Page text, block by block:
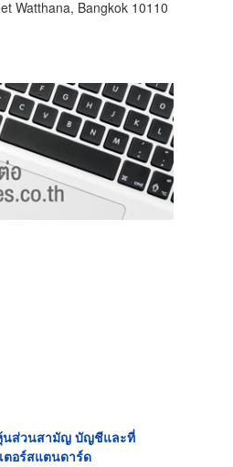
Watthana, Bangkok 10110
นส่วนสามัญ บัญชีและที่
ตอร์สแตนดาร์ด